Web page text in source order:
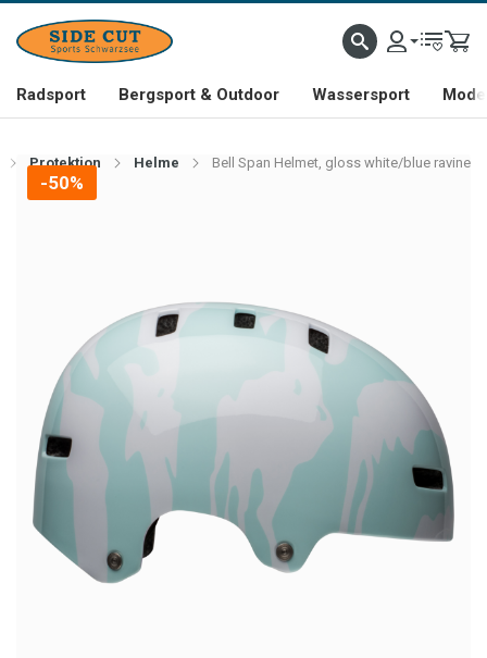
Radsport Bergsport & Outdoor Wassersport
Protektion Helme Bell Span Helmet, gloss white/blue ravine
-50%